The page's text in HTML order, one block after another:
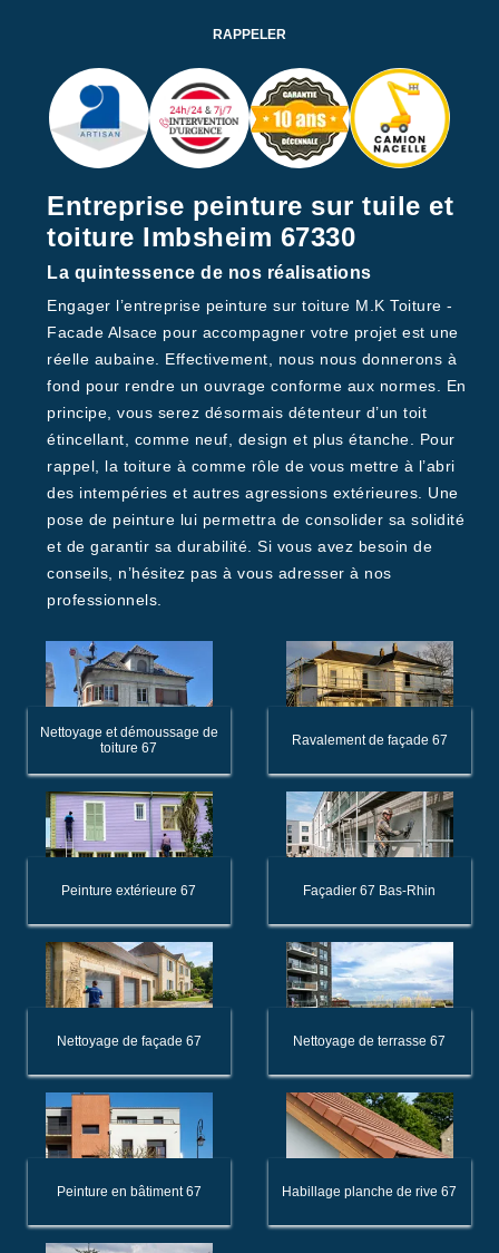
Entreprise peinture sur tuile et
toiture Imbsheim 67330
La quintessence de nos réalisations
Engager l’entreprise peinture sur toiture M.K Toiture -
Facade Alsace pour accompagner votre projet est une
réelle aubaine. Effectivement, nous nous donnerons à
fond pour rendre un ouvrage conforme aux normes. En
principe, vous serez désormais détenteur d’un toit
étincellant, comme neuf, design et plus étanche. Pour
rappel, la toiture à comme rôle de vous mettre à l’abri
des intempéries et autres agressions extérieures. Une
pose de peinture lui permettra de consolider sa solidité
et de garantir sa durabilité. Si vous avez besoin de
conseils, n’hésitez pas à vous adresser à nos
professionnels.
Nettoyage et démoussage de
toiture 67
Ravalement de façade 67
Peinture extérieure 67 Façadier 67 Bas-Rhin
Nettoyage de façade 67 Nettoyage de terrasse 67
Peinture en bâtiment 67 Habillage planche de rive 67